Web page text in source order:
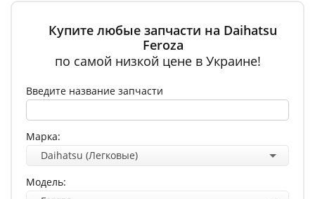
Купите любые запчасти на Daihatsu
Feroza
по самой низкой цене в Украине!
Введите название запчасти
Марка:
Daihatsu (Легковые)
Модель: